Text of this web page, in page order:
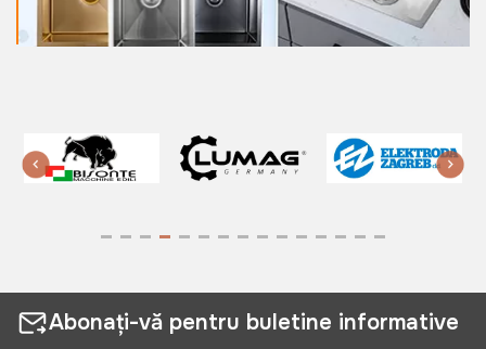
Abonați-vă pentru buletine informative